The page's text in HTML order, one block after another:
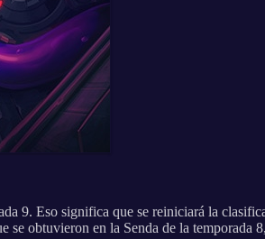
9. Eso significa que se reiniciará la
obtuvieron en la Senda de la